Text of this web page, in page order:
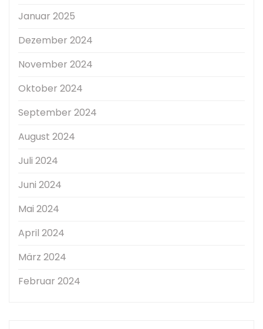
Januar 2025
Dezember 2024
November 2024
Oktober 2024
September 2024
August 2024
Juli 2024
Juni 2024
Mai 2024
April 2024
März 2024
Februar 2024